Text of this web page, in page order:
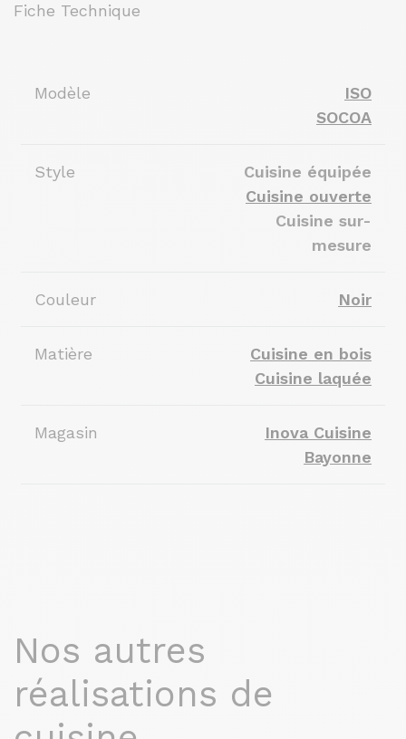
Fiche Technique
Modèle
ISO
SOCOA
Style
Cuisine équipée
Cuisine ouverte
Cuisine sur-
mesure
Couleur Noir
Matière
Cuisine en bois
Cuisine laquée
Magasin
Inova Cuisine
Bayonne
Nos autres
réalisations de